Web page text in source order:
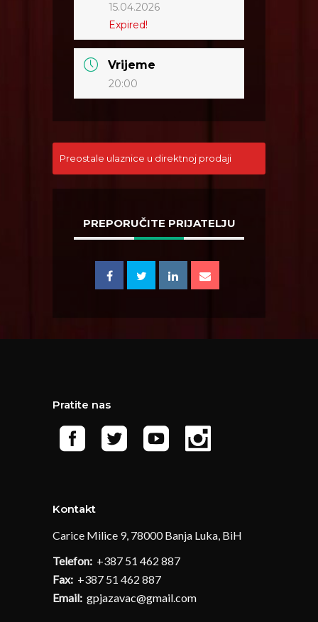
15.04.2026
Expired!
Vrijeme
20:00
Preostale ulaznice u direktnoj prodaji
PREPORUČITE PRIJATELJU
Pratite nas
Kontakt
Carice Milice 9, 78000 Banja Luka, BiH
Telefon: +387 51 462 887
Fax: +387 51 462 887
Email: gpjazavac@gmail.com